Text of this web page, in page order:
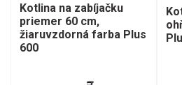
Kotlina na zabíjačku
priemer 60 cm,
žiaruvzdorná farba Plus
600